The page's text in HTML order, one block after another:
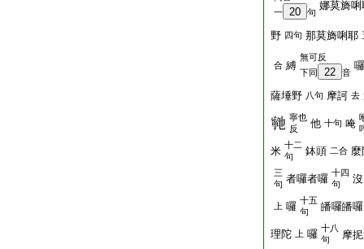
一
20 句
娜莫旖唎
野 四句 那莫旖唎耶
合 縛
無可反
下同
22 音
薩埵野 八句 摩訶 去
寧也
反
他 十句 唵
米 十二
句
鉢頭 二合 麼
三
句 者囉者囉 十四
句
沒
上 囉 十五
句
皤囉皤囉
理陀 上 囉 十八
句
摩